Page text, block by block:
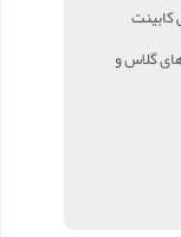
گلاس و